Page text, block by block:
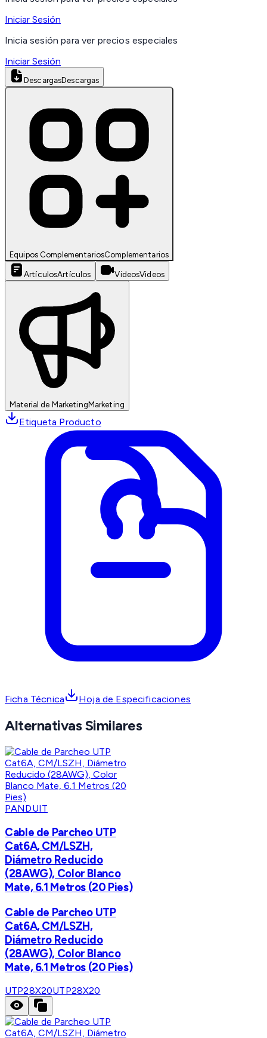
Iniciar Sesión
Inicia sesión para ver precios especiales
Iniciar Sesión
DescargasDescargas
Equipos ComplementariosComplementarios
ArtículosArtículos VideosVideos
Material de MarketingMarketing
Etiqueta Producto
Ficha Técnica Hoja de Especificaciones
Alternativas Similares
PANDUIT
Cable de Parcheo UTP
Cat6A, CM/LSZH,
Diámetro Reducido
(28AWG), Color Blanco
Mate, 6.1 Metros (20 Pies)
Cable de Parcheo UTP
Cat6A, CM/LSZH,
Diámetro Reducido
(28AWG), Color Blanco
Mate, 6.1 Metros (20 Pies)
UTP28X20UTP28X20